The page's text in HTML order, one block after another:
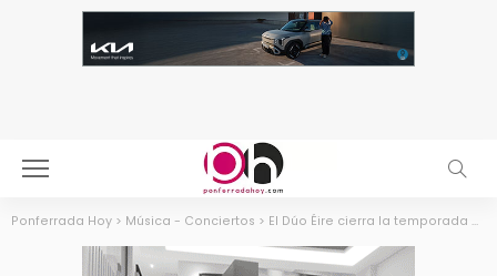
Ponferrada Hoy > Música - Conciertos > El Dúo Éire cierra la temporada de Juventudes Musicales con un concierto que fusiona tradición y modernidad